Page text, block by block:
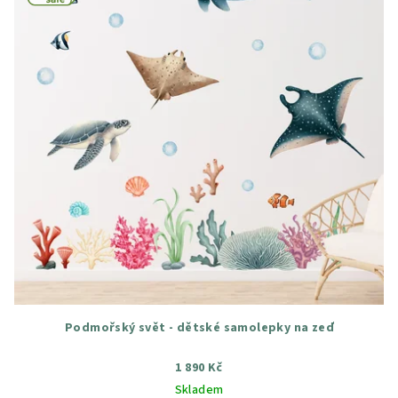
Podmořský svět - dětské samolepky na zeď
1 890 Kč
Skladem